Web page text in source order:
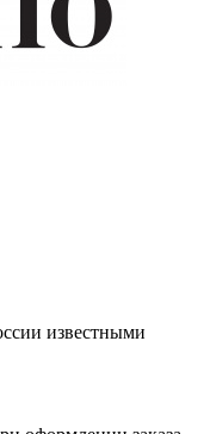
известными